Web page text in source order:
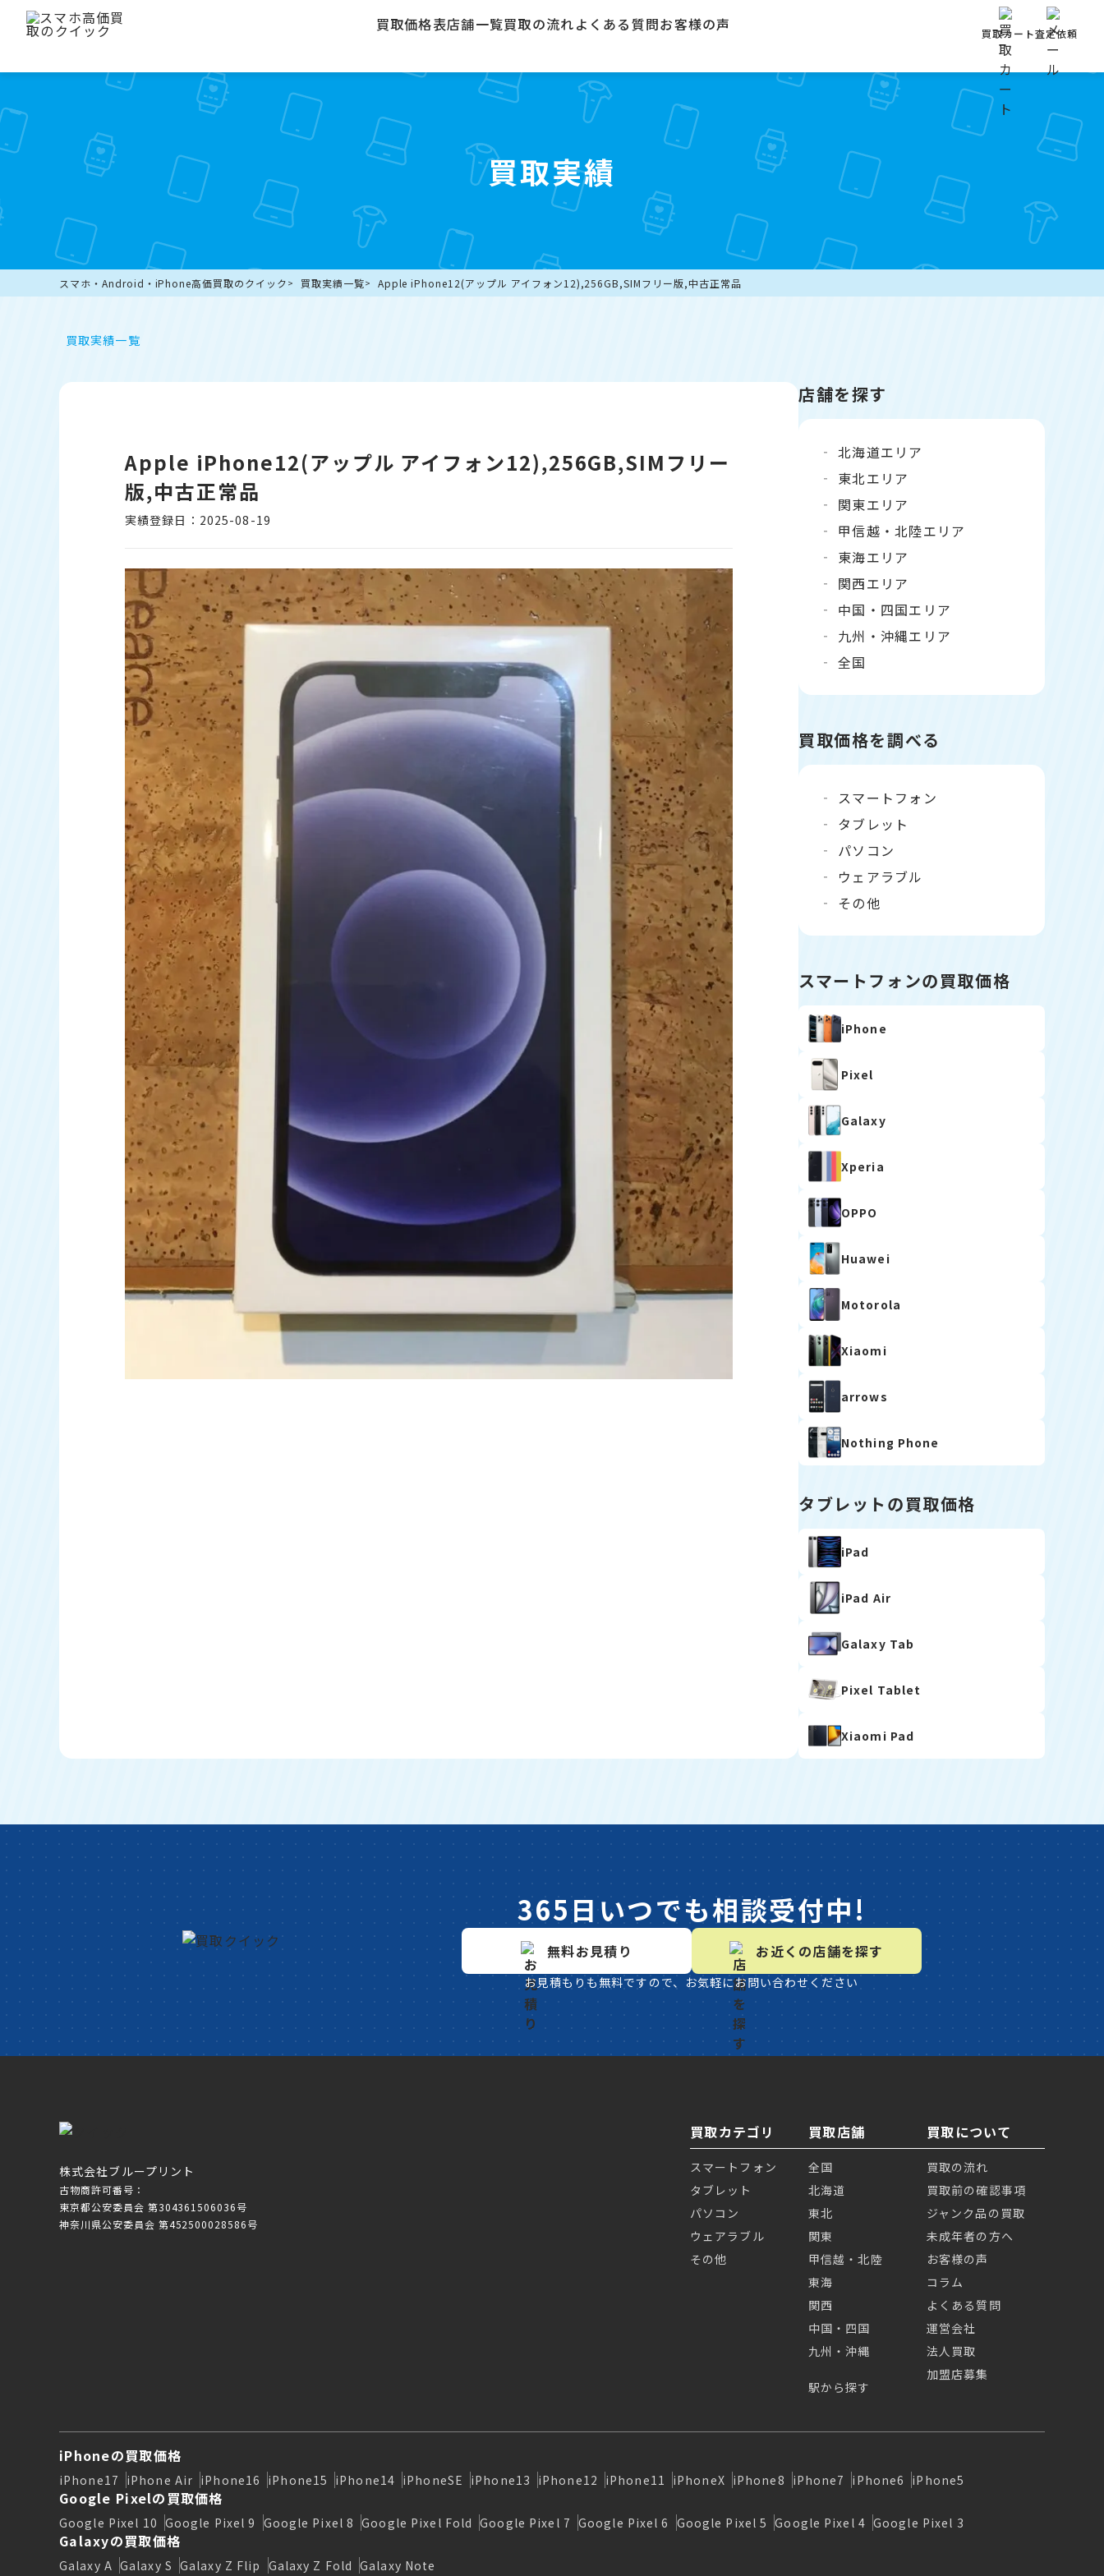
買取価格表店舗一覧買取の流れよくある質問お客様の声 買取カート査定依頼
買取実績
スマホ・Android・iPhone高価買取のクイック 買取実績一覧 Apple iPhone12(アップル アイフォン12),256GB,SIMフリー版,中古正常品
買取実績一覧
Apple iPhone12(アップル アイフォン12),256GB,SIMフリー
版,中古正常品
実績登録日：2025-08-19
店舗を探す
北海道エリア
東北エリア
関東エリア
甲信越・北陸エリア
東海エリア
関西エリア
中国・四国エリア
九州・沖縄エリア
全国
買取価格を調べる
スマートフォン
タブレット
パソコン
ウェアラブル
その他
スマートフォンの買取価格
iPhone
Pixel
Galaxy
Xperia
OPPO
Huawei
Motorola
Xiaomi
arrows
Nothing Phone
タブレットの買取価格
iPad
iPad Air
Galaxy Tab
Pixel Tablet
Xiaomi Pad
365日いつでも相談受付中!
無料お見積り お近くの店舗を探す
お見積もりも無料ですので、お気軽にお問い合わせください
株式会社ブループリント
古物商許可番号：
東京都公安委員会 第304361506036号
神奈川県公安委員会 第452500028586号
買取カテゴリ
スマートフォン
タブレット
パソコン
ウェアラブル
その他
買取店舗
全国
北海道
東北
関東
甲信越・北陸
東海
関西
中国・四国
九州・沖縄
駅から探す
買取について
買取の流れ
買取前の確認事項
ジャンク品の買取
未成年者の方へ
お客様の声
コラム
よくある質問
運営会社
法人買取
加盟店募集
iPhoneの買取価格
iPhone17 iPhone Air iPhone16 iPhone15 iPhone14 iPhoneSE iPhone13 iPhone12 iPhone11 iPhoneX iPhone8 iPhone7 iPhone6 iPhone5
Google Pixelの買取価格
Google Pixel 10 Google Pixel 9 Google Pixel 8 Google Pixel Fold Google Pixel 7 Google Pixel 6 Google Pixel 5 Google Pixel 4 Google Pixel 3
Galaxyの買取価格
Galaxy A Galaxy S Galaxy Z Flip Galaxy Z Fold Galaxy Note